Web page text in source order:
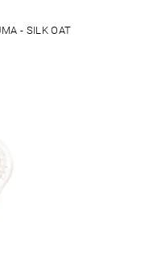
- SILK OAT